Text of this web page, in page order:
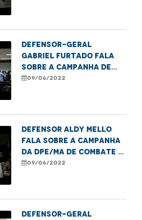
Defensor-Geral
Gabriel Furtado fala
sobre a Campanha de
Conscientização da
09/06/2022
Defensor Aldy Mello
fala sobre a campanha
da DPE/MA de combate a
violência contra os
09/06/2022
Defensor-Geral